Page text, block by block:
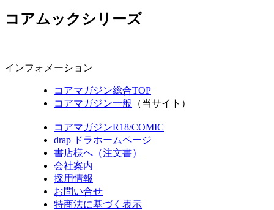
コアムックシリーズ
インフォメーション
コアマガジン総合TOP
コアマガジン一般 （当サイト）
コアマガジンR18/COMIC
drap ドラホームページ
書店様へ（注文書）
会社案内
採用情報
お問い合せ
特商法に基づく表示